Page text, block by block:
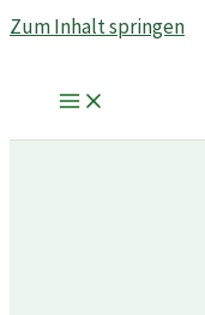
Zum Inhalt springen